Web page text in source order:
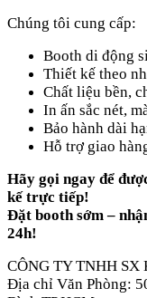
Chúng tôi cung cấp:
Booth di động
Thiết kế theo
Chất liệu bền,
In ấn sắc nét,
Bảo hành dài
Hỗ trợ giao
Hãy gọi ngay để
kế trực tiếp!
Đặt booth sớm –
24h!
CÔNG TY TNHH
Địa chỉ Văn Phòng: